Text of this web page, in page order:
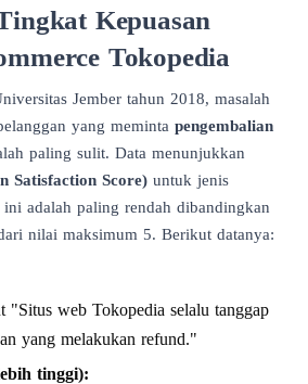
Kepuasan
Tokopedia
Jember tahun 2018, masalah
yang meminta pengembalian
paling sulit. Data menunjukkan
Satisfaction Score) untuk jenis
ini adalah paling rendah dibandingkan
nilai maksimum 5. Berikut datanya:
"Situs web Tokopedia selalu tanggap
yang melakukan refund."
tinggi):